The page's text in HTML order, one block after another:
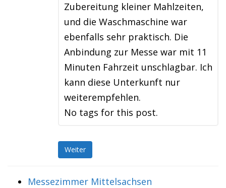
Zubereitung kleiner Mahlzeiten,
und die Waschmaschine war
ebenfalls sehr praktisch. Die
Anbindung zur Messe war mit 11
Minuten Fahrzeit unschlagbar. Ich
kann diese Unterkunft nur
weiterempfehlen.
No tags for this post.
Weiter
Messezimmer Mittelsachsen